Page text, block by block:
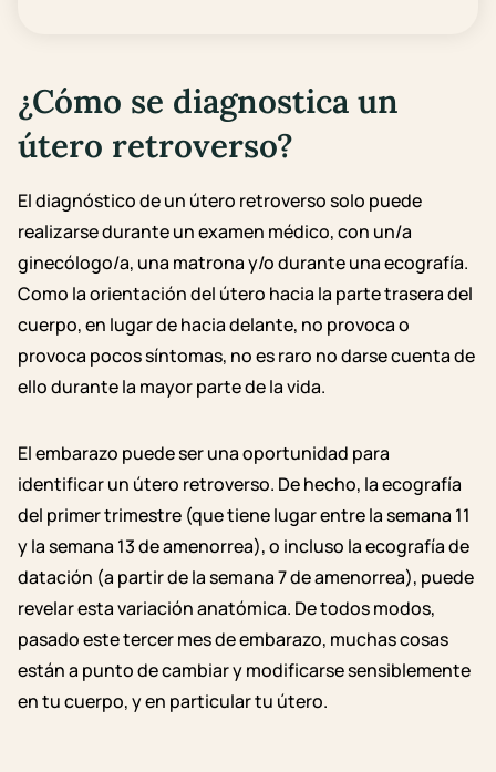
¿Cómo se diagnostica un
útero retroverso?
El diagnóstico de un útero retroverso solo puede
realizarse durante un examen médico, con un/a
ginecólogo/a, una matrona y/o durante una ecografía.
Como la orientación del útero hacia la parte trasera del
cuerpo, en lugar de hacia delante, no provoca o
provoca pocos síntomas, no es raro no darse cuenta de
ello durante la mayor parte de la vida.
El embarazo puede ser una oportunidad para
identificar un útero retroverso. De hecho, la ecografía
del primer trimestre (que tiene lugar entre la semana 11
y la semana 13 de amenorrea), o incluso la ecografía de
datación (a partir de la semana 7 de amenorrea), puede
revelar esta variación anatómica. De todos modos,
pasado este tercer mes de embarazo, muchas cosas
están a punto de cambiar y modificarse sensiblemente
en tu cuerpo, y en particular tu útero.